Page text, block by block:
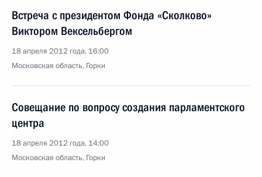
Встреча с президентом Фонда «Сколково»
Виктором Вексельбергом
18 апреля 2012 года, 16:00
Московская область, Горки
Совещание по вопросу создания парламентского
центра
18 апреля 2012 года, 14:00
Московская область, Горки